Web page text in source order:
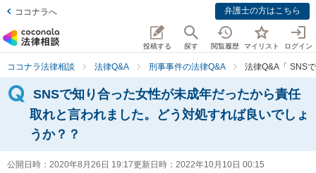
ココナラへ 弁護士の方はこちら
投稿する 探す 閲覧履歴 マイリスト ログイン
ココナラ法律相談 法律Q&A 刑事事件の法律Q&A 法律Q&A「 SNS
SNSで知り合った女性が未成年だったから責任
取れと言われました。どう対処すれば良いでしょ
うか？？
公開日時： 2020年8月26日 19:17更新日時： 2022年10月10日 00:15